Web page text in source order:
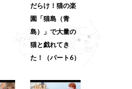
だらけ！猫の楽
園「猫島（青
島）」で大量の
猫と戯れてき
た！（パート6）